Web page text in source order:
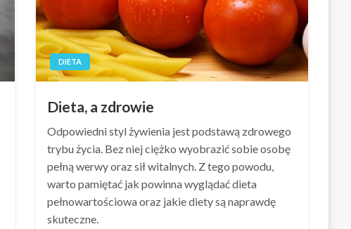
DIETA
Dieta, a zdrowie
Odpowiedni styl żywienia jest podstawą zdrowego
trybu życia. Bez niej ciężko wyobrazić sobie osobę
pełną werwy oraz sił witalnych. Z tego powodu,
warto pamiętać jak powinna wyglądać dieta
pełnowartościowa oraz jakie diety są naprawdę
skuteczne.